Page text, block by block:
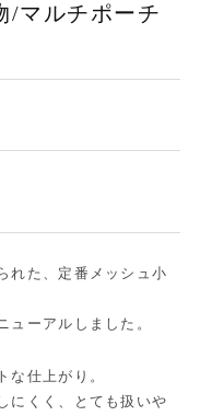
/マルチポーチ
れた、定番メッシュ小
ューアルしました。
な仕上がり。
にくく、とても扱いや